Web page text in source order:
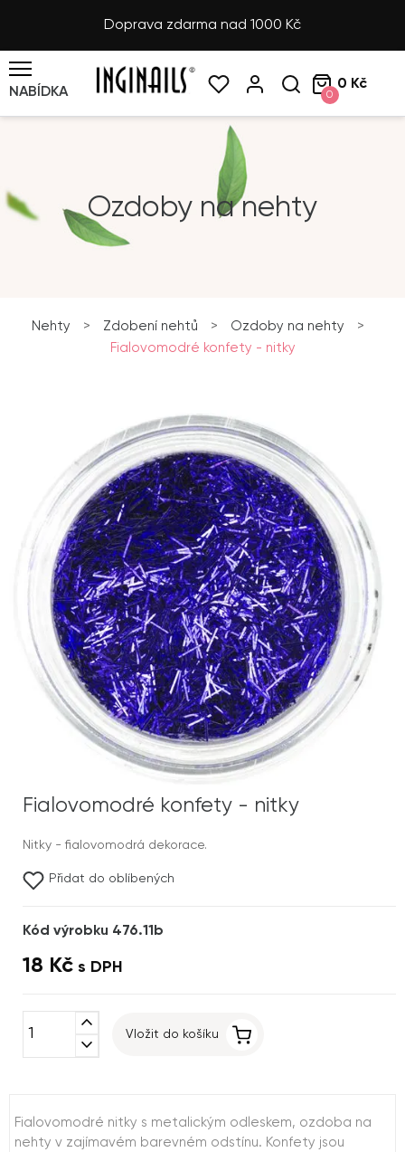
Doprava zdarma nad 1000 Kč
NABÍDKA 0
0 Kč
Ozdoby na nehty
Nehty > Zdobení nehtů > Ozdoby na nehty
>
Fialovomodré konfety - nitky
Fialovomodré konfety - nitky
Nitky - fialovomodrá dekorace.
Přidat do oblíbených
Kód výrobku 476.11b
18 Kč s DPH
expand_less
expand_more
Vložit do košíku
Fialovomodré nitky s metalickým odleskem, ozdoba na
nehty v zajímavém barevném odstínu. Konfety jsou